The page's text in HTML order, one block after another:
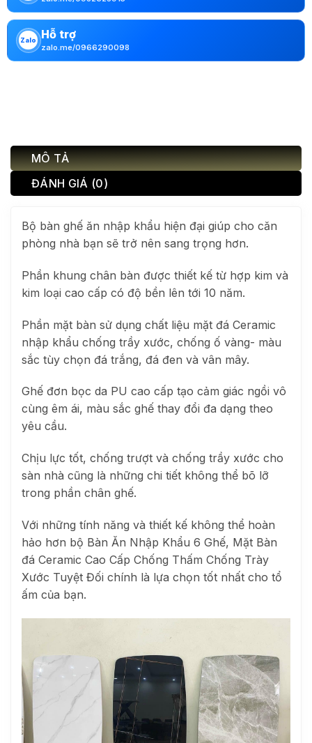
Zalo Hỗ trợ
zalo.me/0966290098
MÔ TẢ
ĐÁNH GIÁ (0)
Bộ bàn ghế ăn nhập khẩu hiện đại giúp cho căn
phòng nhà bạn sẽ trở nên sang trọng hơn.
Phần khung chân bàn được thiết kế từ hợp kim và
kim loại cao cấp có độ bền lên tới 10 năm.
Phần mặt bàn sử dụng chất liệu mặt đá Ceramic
nhập khẩu chống trầy xước, chống ố vàng- màu
sắc tùy chọn đá trắng, đá đen và vân mây.
Ghế đơn bọc da PU cao cấp tạo cảm giác ngồi vô
cùng êm ái, màu sắc ghế thay đổi đa dạng theo
yêu cầu.
Chịu lực tốt, chống trượt và chống trầy xước cho
sàn nhà cũng là những chi tiết không thể bõ lỡ
trong phần chân ghế.
Với những tính năng và thiết kế không thể hoàn
hảo hơn bộ Bàn Ăn Nhập Khẩu 6 Ghế, Mặt Bàn
đá Ceramic Cao Cấp Chống Thấm Chống Trày
Xước Tuyệt Đối chính là lựa chọn tốt nhất cho tổ
ấm của bạn.